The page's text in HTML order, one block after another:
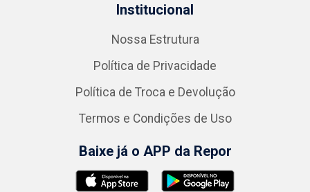
Institucional
Nossa Estrutura
Política de Privacidade
Política de Troca e Devolução
Termos e Condições de Uso
Baixe já o APP da Repor